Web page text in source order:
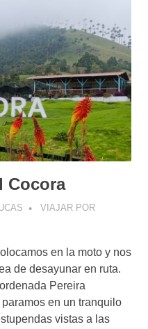
Cocora
VIAJAR POR
en la moto y nos
de desayunar en ruta.
Pereira
en un tranquilo
vistas a las